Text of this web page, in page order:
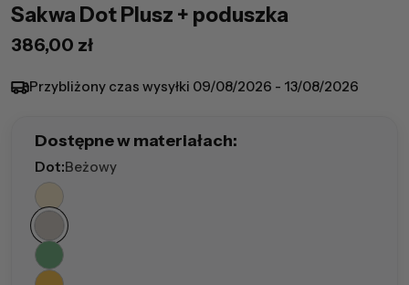
Sakwa Dot Plusz + poduszka
Cena
386,00 zł
Przybliżony czas wysyłki 09/08/2026 - 13/08/2026
Dostępne w materiałach:
Dot:Beżowy